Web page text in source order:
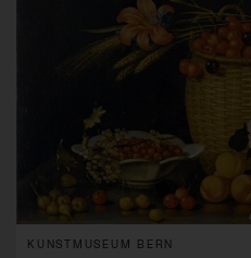
KUNSTMUSEUM BERN